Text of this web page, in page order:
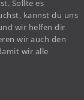
Sollte es
kannst du uns
wir helfen dir
wir auch den
wir alle